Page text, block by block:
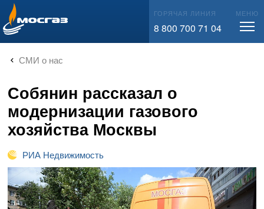
info@mos-gaz.ru ГОРЯЧАЯ ЛИНИЯ
8 800 700 71 04
МЕНЮ
СМИ о нас
Собянин рассказал о
модернизации газового
хозяйства Москвы
РИА Недвижимость